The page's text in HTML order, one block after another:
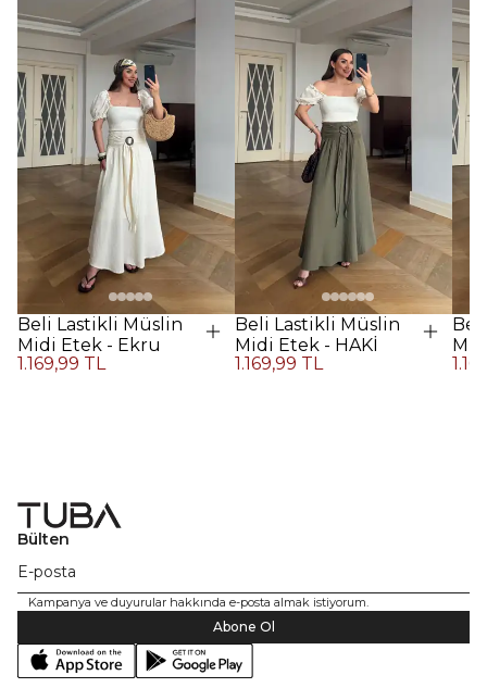
Beli Lastikli Müslin
Midi Etek - Ekru
1.169,99 TL
Beli Lastikli Müslin
Midi Etek - HAKİ
1.169,99 TL
Bülten
Kampanya ve duyurular hakkında e-posta almak istiyorum.
Abone Ol